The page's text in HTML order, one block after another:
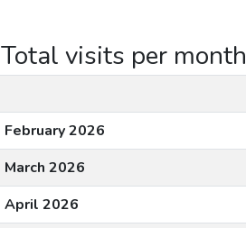
Total visits per month
February 2026
March 2026
April 2026